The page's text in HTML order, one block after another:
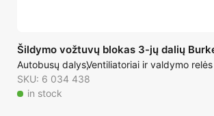
Šildymo vožtuvų blokas 3-jų dalių
Autobusų dalysVentiliatoriai ir valdymo relės
SKU: 6 034 438
in stock